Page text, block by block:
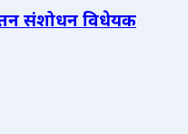
संशोधन विधेयक